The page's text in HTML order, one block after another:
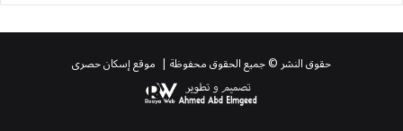
حقوق النشر © جميع الحقوق محفوظة | موقع إسكان حصرى